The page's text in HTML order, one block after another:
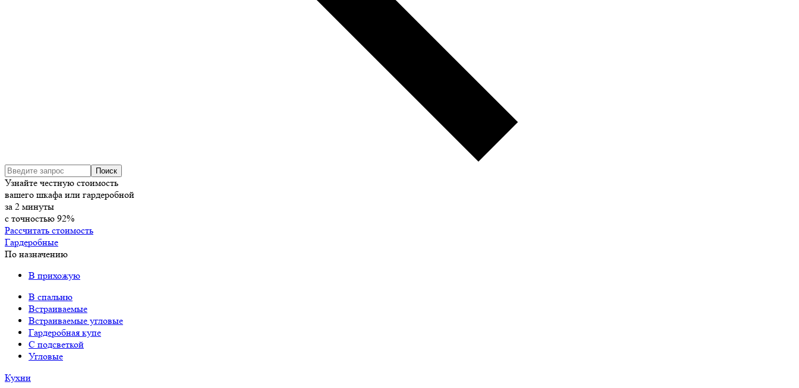
Узнайте честную стоимость
вашего шкафа или гардеробной
за 2 минуты
с точностью 92%
Рассчитать стоимость
Гардеробные
По назначению
В прихожую
В спальню
Встраиваемые
Встраиваемые угловые
Гардеробная купе
С подсветкой
Угловые
Кухни